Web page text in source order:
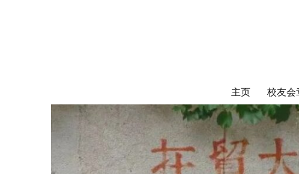
对外经济贸易
主页 校友会